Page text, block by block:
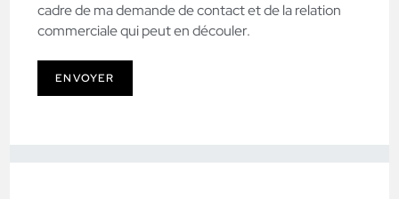
cadre de ma demande de contact et de la relation
commerciale qui peut en découler.
ENVOYER